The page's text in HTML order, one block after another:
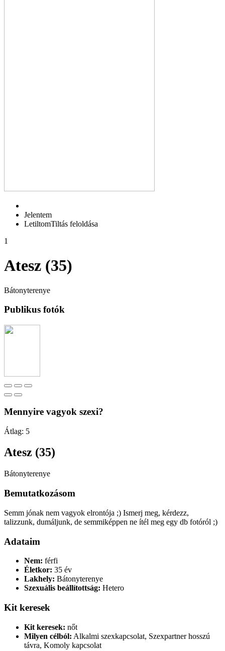
Jelentem
LetiltomTiltás feloldása
1
Atesz (35)
Bátonyterenye
Publikus fotók
Mennyire vagyok szexi?
Átlag: 5
Atesz (35)
Bátonyterenye
Bemutatkozásom
Semm jónak nem vagyok elrontója ;) Ismerj meg, kérdezz,
talizzunk, dumáljunk, de semmiképpen ne ítél meg egy db fotóról ;)
Adataim
Nem: férfi
Életkor: 35 év
Lakhely: Bátonyterenye
Szexuális beállítottság: Hetero
Kit keresek
Kit keresek: nőt
Milyen célból: Alkalmi szexkapcsolat, Szexpartner hosszú
távra, Komoly kapcsolat